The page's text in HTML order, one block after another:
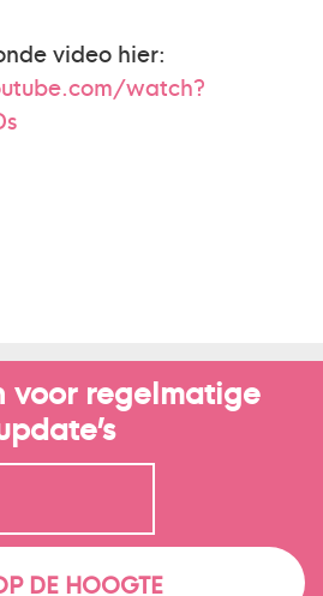
video hier:
watch?
voor regelmatige